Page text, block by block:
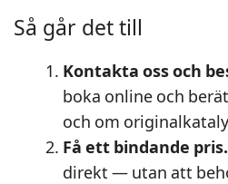
Så går det till
Kontakta oss och
boka online och
och om
Få ett bindande pris.
direkt — utan att